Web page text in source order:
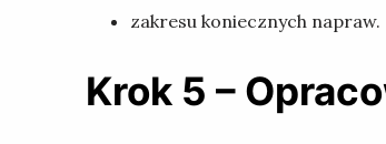
zakresu koniecznych napraw.
Krok 5 –